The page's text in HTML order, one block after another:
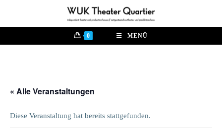
springen
0 MENÜ
« Alle Veranstaltungen
Diese Veranstaltung hat bereits stattgefunden.